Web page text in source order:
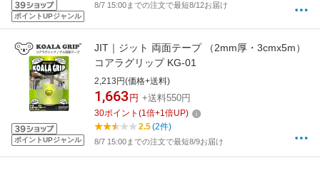
ポイントUPジャンル
8/7 15:00までの注文で最短8/12お届け
ポイントUPジャンル
JIT｜ジット 両面テープ （2mm厚・3cmx5m）
コアラグリップ KG-01
2,213円(価格+送料)
1,663 円 +送料550円
30ポイント (1倍+1倍UP)
2.5(2件)
8/7 15:00までの注文で最短8/9お届け